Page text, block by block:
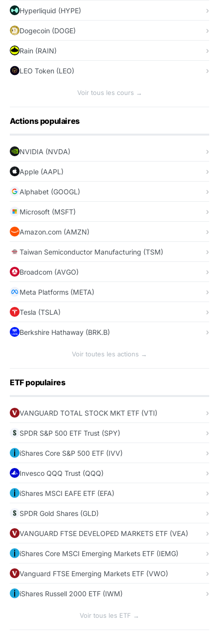
Hyperliquid (HYPE)
Dogecoin (DOGE)
Rain (RAIN)
LEO Token (LEO)
Voir tous les cours →
Actions populaires
NVIDIA (NVDA)
Apple (AAPL)
Alphabet (GOOGL)
Microsoft (MSFT)
Amazon.com (AMZN)
Taiwan Semiconductor Manufacturing (TSM)
Broadcom (AVGO)
Meta Platforms (META)
Tesla (TSLA)
Berkshire Hathaway (BRK.B)
Voir toutes les actions →
ETF populaires
VANGUARD TOTAL STOCK MKT ETF (VTI)
SPDR S&P 500 ETF Trust (SPY)
iShares Core S&P 500 ETF (IVV)
Invesco QQQ Trust (QQQ)
iShares MSCI EAFE ETF (EFA)
SPDR Gold Shares (GLD)
VANGUARD FTSE DEVELOPED MARKETS ETF (VEA)
iShares Core MSCI Emerging Markets ETF (IEMG)
Vanguard FTSE Emerging Markets ETF (VWO)
iShares Russell 2000 ETF (IWM)
Voir tous les ETF →